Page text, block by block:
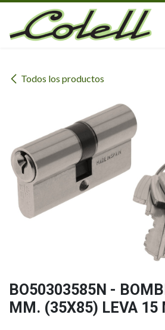
Ir al contenido
Todos los productos
BO50303585N -
MM. (35X85) LEVA 15